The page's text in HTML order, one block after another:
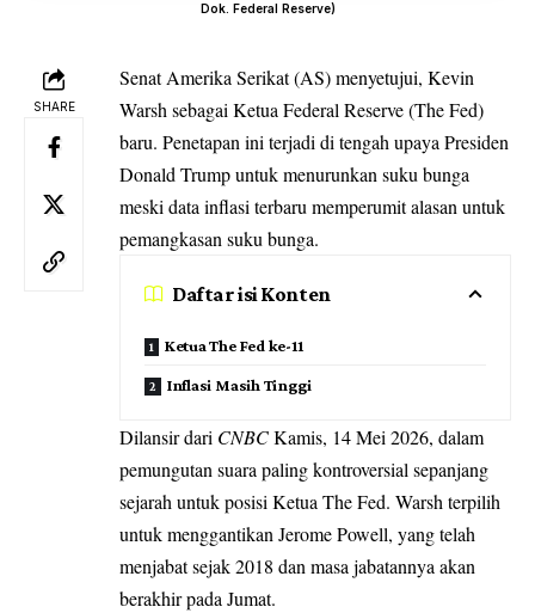
Dok. Federal Reserve)
SHARE
Senat Amerika Serikat (AS) menyetujui, Kevin
Warsh sebagai KetuaFederal Reserve (The Fed)
baru. Penetapan ini terjadi di tengah upaya Presiden
Donald Trump untuk menurunkan suku bunga
meski data inflasi terbaru memperumit alasan untuk
pemangkasan suku bunga.
Daftar isi Konten
Ketua The Fed ke-11
Inflasi Masih Tinggi
Dilansir dari CNBCKamis, 14 Mei 2026, dalam
pemungutan suara paling kontroversial sepanjang
sejarah untuk posisi Ketua The Fed. Warsh terpilih
untuk menggantikan Jerome Powell, yang telah
menjabat sejak 2018 dan masa jabatannya akan
berakhir pada Jumat.